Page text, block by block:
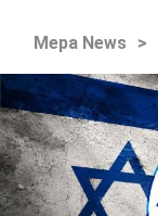
Mepa News >